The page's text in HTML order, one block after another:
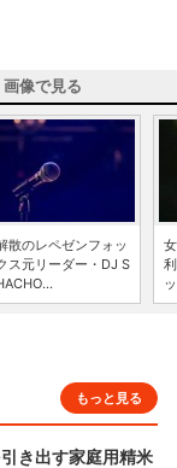
画像で見る
散のレペゼンフォッ
ス元リーダー・DJ S
もっと見る
き出す家庭用精米